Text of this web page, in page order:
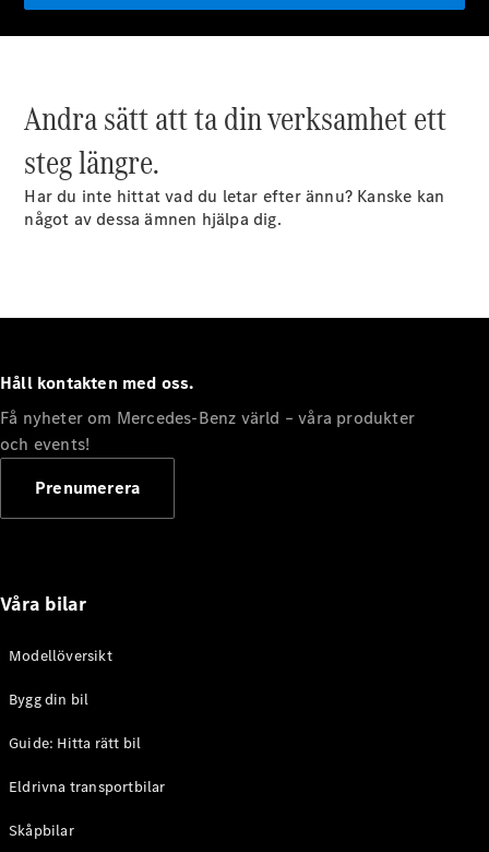
Konfigurator
Hitta din
Elektrisk
Konfigurator
Hitta din
återförsäljare
eCitan
Skåpbil
Tourer
Hitta din
Andra sätt att ta din verksamhet ett
steg längre.
Har du inte hittat vad du letar efter ännu? Kanske kan
något av dessa ämnen hjälpa dig.
Håll kontakten med oss.
Få nyheter om Mercedes-Benz värld – våra produkter
och events!
Prenumerera
Våra bilar
Modellöversikt
Bygg din bil
Guide: Hitta rätt bil
Eldrivna transportbilar
Skåpbilar